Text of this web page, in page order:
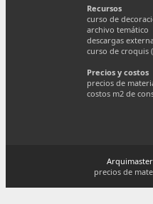
Recursos
curso de
archivo temático
descargas
curso de croquis
Precios y costos
precios de
costos m2 de
precios de